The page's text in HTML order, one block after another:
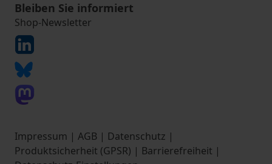
Bleiben Sie informiert
Shop-Newsletter
Impressum | AGB | Datenschutz |
Produktsicherheit (GPSR) | Barrierefreiheit |